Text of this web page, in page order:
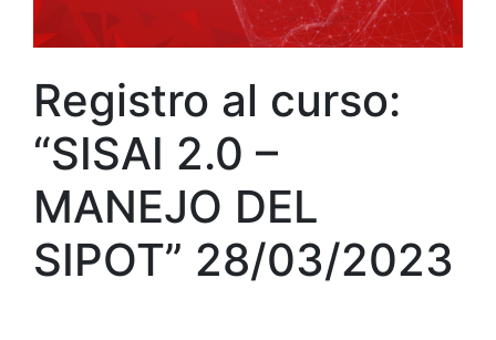
Registro al curso:
“SISAI 2.0 –
MANEJO DEL
SIPOT” 28/03/2023